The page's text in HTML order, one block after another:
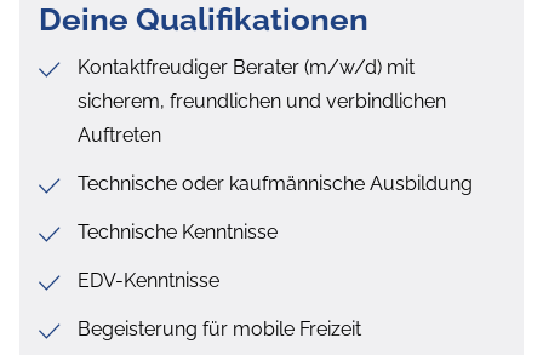
Deine Qualifikationen
Kontaktfreudiger Berater (m/w/d) mit
sicherem, freundlichen und verbindlichen
Auftreten
Technische oder kaufmännische Ausbildung
Technische Kenntnisse
EDV-Kenntnisse
Begeisterung für mobile Freizeit